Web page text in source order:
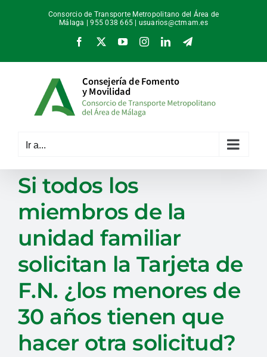
Consorcio de Transporte Metropolitano del Área de
Málaga | 955 038 665 | usuarios@ctmam.es
Facebook
X YouTubeInstagramLinkedInTelegram
Ir a...
Si todos los
miembros de la
unidad familiar
solicitan la Tarjeta de
F.N. ¿los menores de
30 años tienen que
hacer otra solicitud?